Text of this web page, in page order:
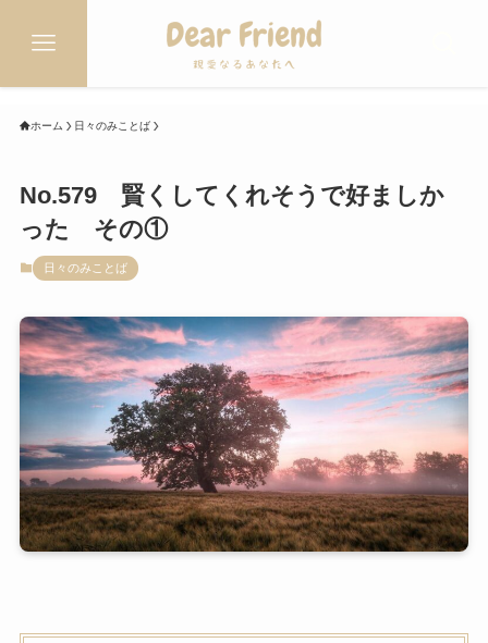
ホーム 日々のみことば
No.579 賢くしてくれそうで好ましか
った その①
日々のみことば